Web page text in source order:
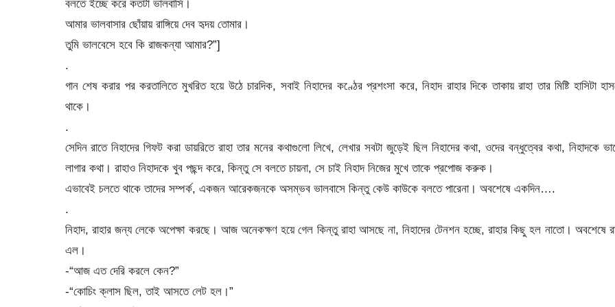
বলতে ইচ্ছে করে কতটা ভালবাসি।
আমার ভালবাসার ছোঁয়ায় রাঙ্গিয়ে দেব হৃদয় তোমার।
তুমি ভালবেসে হবে কি রাজকন্যা আমার?”]
.
গান শেষ করার পর করতালিতে মুখরিত হয়ে উঠে চারদিক, সবাই নিহাদের কণ্ঠের প্রশংসা করে, নিহাদ রাহার দিকে তাকায় রাহা তার মিষ্টি হাসিটা
থাকে।
.
সেদিন রাতে নিহাদের গিফট করা ডায়রিতে রাহা তার মনের কথাগুলো লিখে, লেখার সবটা জুড়েই ছিল নিহাদের কথা, ওদের বন্ধুত্বের কথা, নিহাদকে
লাগার কথা। রাহাও নিহাদকে খুব পছন্দ করে, কিন্তু সে বলতে চায়না, সে চাই নিহাদ নিজের মুখে তাকে প্রপোজ করুক।
এভাবেই চলতে থাকে তাদের সম্পর্ক, একজন আরেকজনকে অসম্ভব ভালবাসে কিন্তু কেউ কাউকে বলতে পারেনা। অবশেষে একদিন….
.
নিহাদ, রাহার জন্য লেকে অপেক্ষা করছে। আজ অনেকক্ষণ হয়ে গেল কিন্তু রাহা আসছে না, নিহাদের টেনশন হচ্ছে, রাহার কিছু হল নাতো। অবশেষে
এল।
-“আজ এত দেরি করলে কেন?”
-“কোচিং ক্লাস ছিল, তাই আসতে লেট হল।”